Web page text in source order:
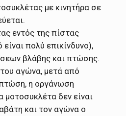
με κινητήρα σε
εντός της πίστας
πολύ επικίνδυνο),
βλάβης και πτώσης.
του αγώνα, μετά από
η οργάνωση
μοτοσυκλέτα δεν είναι
και τον αγώνα ο